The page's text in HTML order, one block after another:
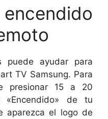
puede ayudar para
TV Samsung. Para
presionar 15 a 20
de tu
aparezca el logo de